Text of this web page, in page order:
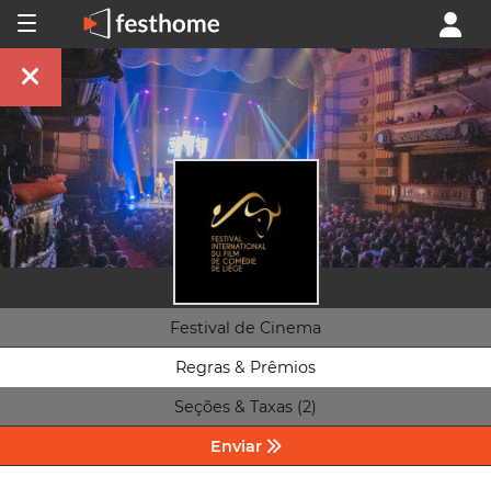
Festival de Cinema
Regras & Prêmios
Seções & Taxas (2)
Enviar